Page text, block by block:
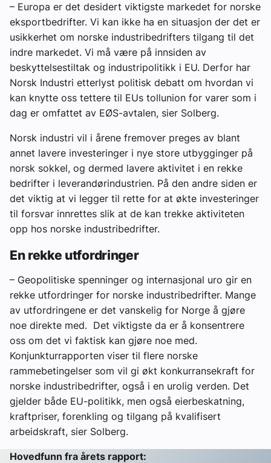
– Europa er det desidert viktigste markedet for norske
eksportbedrifter. Vi kan ikke ha en situasjon der det er
usikkerhet om norske industribedrifters tilgang til det
indre markedet. Vi må være på innsiden av
beskyttelsestiltak og industripolitikk i EU. Derfor har
Norsk Industri etterlyst politisk debatt om hvordan vi
kan knytte oss tettere til EUs tollunion for varer som i
dag er omfattet av EØS-avtalen, sier Solberg.
Norsk industri vil i årene fremover preges av blant
annet lavere investeringer i nye store utbygginger på
norsk sokkel, og dermed lavere aktivitet i en rekke
bedrifter i leverandørindustrien. På den andre siden er
det viktig at vi legger til rette for at økte investeringer
til forsvar innrettes slik at de kan trekke aktiviteten
opp hos norske industribedrifter.
En rekke utfordringer
– Geopolitiske spenninger og internasjonal uro gir en
rekke utfordringer for norske industribedrifter. Mange
av utfordringene er det vanskelig for Norge å gjøre
noe direkte med. Det viktigste da er å konsentrere
oss om det vi faktisk kan gjøre noe med.
Konjunkturrapporten viser til flere norske
rammebetingelser som vil gi økt konkurransekraft for
norske industribedrifter, også i en urolig verden. Det
gjelder både EU-politikk, men også eierbeskatning,
kraftpriser, forenkling og tilgang på kvalifisert
arbeidskraft, sier Solberg.
Hovedfunn fra årets rapport: